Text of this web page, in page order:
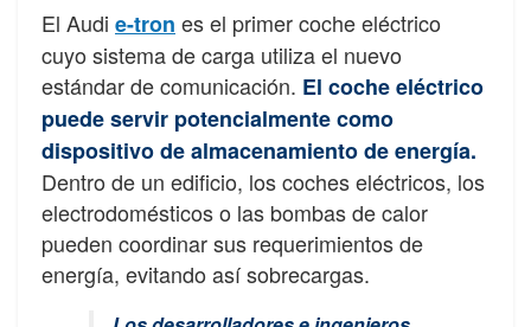
El Audi e-tron es el primer coche eléctrico
cuyo sistema de carga utiliza el nuevo
estándar de comunicación. El coche eléctrico
puede servir potencialmente como
dispositivo de almacenamiento de energía.
Dentro de un edificio, los coches eléctricos, los
electrodomésticos o las bombas de calor
pueden coordinar sus requerimientos de
energía, evitando así sobrecargas.